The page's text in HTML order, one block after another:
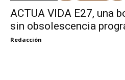
ACTUA VIDA E27, una
sin obsolescencia
Redacción